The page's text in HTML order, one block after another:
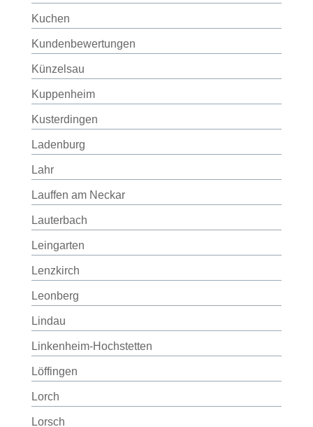
Kuchen
Kundenbewertungen
Künzelsau
Kuppenheim
Kusterdingen
Ladenburg
Lahr
Lauffen am Neckar
Lauterbach
Leingarten
Lenzkirch
Leonberg
Lindau
Linkenheim-Hochstetten
Löffingen
Lorch
Lorsch